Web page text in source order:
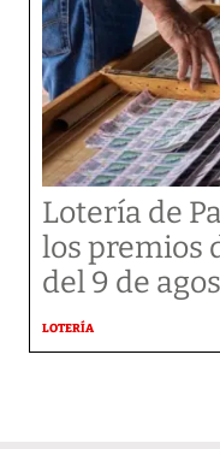
Lotería de
los premios
del 9 de
LOTERÍA